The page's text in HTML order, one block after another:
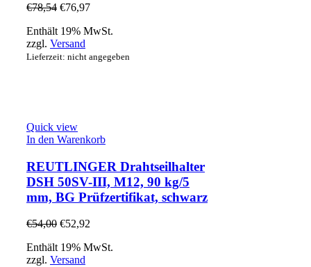
€78,54 €76,97
Enthält 19% MwSt.
zzgl. Versand
Lieferzeit: nicht angegeben
Quick view
In den Warenkorb
REUTLINGER Drahtseilhalter
DSH 50SV-III, M12, 90 kg/5
mm, BG Prüfzertifikat, schwarz
€54,00 €52,92
Enthält 19% MwSt.
zzgl. Versand